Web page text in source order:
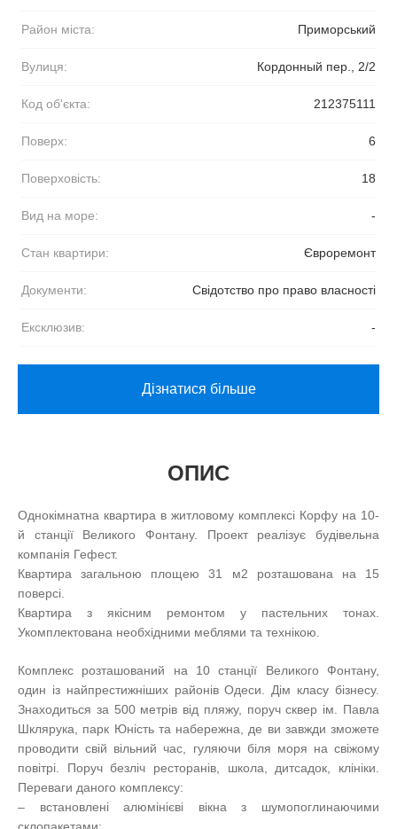
Район міста: Приморський
Вулиця: Кордонный пер., 2/2
Код об'єкта: 212375111
Поверх: 6
Поверховість: 18
Вид на море: -
Стан квартири: Євроремонт
Документи: Свідотство про право власності
Ексклюзив: -
Дізнатися більше
ОПИС
Однокімнатна квартира в житловому комплексі Корфу на 10-
й станції Великого Фонтану. Проект реалізує будівельна
компанія Гефест.
Квартира загальною площею 31 м2 розташована на 15
поверсі.
Квартира з якісним ремонтом у пастельних тонах.
Укомплектована необхідними меблями та технікою.
Комплекс розташований на 10 станції Великого Фонтану,
один із найпрестижніших районів Одеси. Дім класу бізнесу.
Знаходиться за 500 метрів від пляжу, поруч сквер ім. Павла
Шклярука, парк Юність та набережна, де ви завжди зможете
проводити свій вільний час, гуляючи біля моря на свіжому
повітрі. Поруч безліч ресторанів, школа, дитсадок, клініки.
Переваги даного комплексу:
– встановлені алюмінієві вікна з шумопоглинаючими
склопакетами;